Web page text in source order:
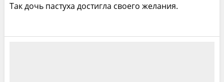
Так дочь пастуха достигла своего желания.